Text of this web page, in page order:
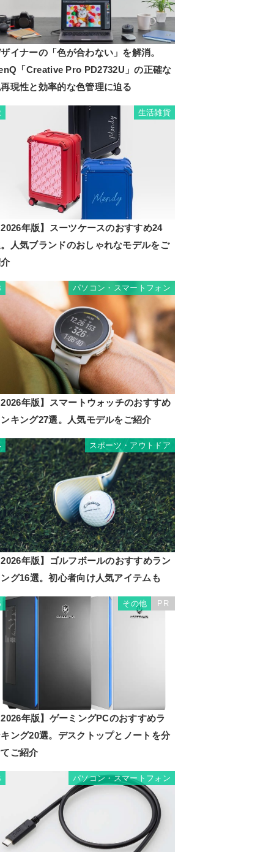
イナーの「色が合わない」を解消。
「Creative Pro PD2732U」の正確な
現性と効率的な色管理に迫る
生活雑貨
年版】スーツケースのおすすめ24
人気ブランドのおしゃれなモデルをご
パソコン・スマートフォン
年版】スマートウォッチのおすすめ
キング27選。人気モデルをご紹介
スポーツ・アウトドア
年版】ゴルフボールのおすすめラン
グ16選。初心者向け人気アイテムも
その他 PR
年版】ゲーミングPCのおすすめラ
ング20選。デスクトップとノートを分
ご紹介
パソコン・スマートフォン